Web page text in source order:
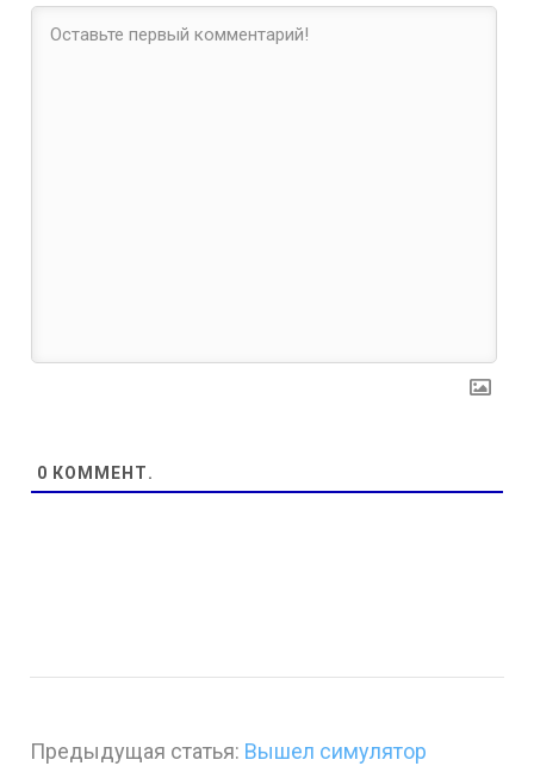
0 КОММЕНТ.
Предыдущая статья: Вышел симулятор